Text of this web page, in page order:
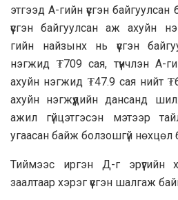
этгээд А-гийн үүсгэн байгуулсан
үүсгэн байгуулсан аж ахуйн
гийн найзынх нь үүсгэн
нэгжид ₮709 сая, түүнчлэн
ахуйн нэгжид ₮47.9 сая нийт
ахуйн нэгжүүдийн дансанд
ажил гүйцэтгэсэн мэтээр
угаасан байж болзошгүй нөхцөл
Тиймээс иргэн Д-г эрүүгийн
заалтаар хэрэг үүсгэн шалгаж